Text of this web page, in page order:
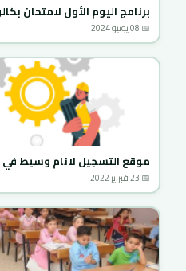
برنامج اليوم الأول لامتحان
📅 08 يونيو 2024
موقع التسجيل لانام وسيط في
📅 23 فبراير 2022